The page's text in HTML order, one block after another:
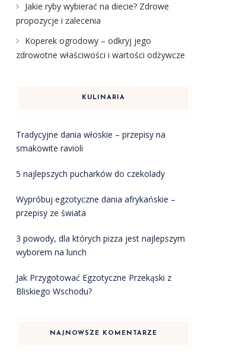
Jakie ryby wybierać na diecie? Zdrowe
propozycje i zalecenia
Koperek ogrodowy – odkryj jego
zdrowotne właściwości i wartości odżywcze
KULINARIA
Tradycyjne dania włoskie – przepisy na
smakowite ravioli
5 najlepszych pucharków do czekolady
Wypróbuj egzotyczne dania afrykańskie –
przepisy ze świata
3 powody, dla których pizza jest najlepszym
wyborem na lunch
Jak Przygotować Egzotyczne Przekąski z
Bliskiego Wschodu?
NAJNOWSZE KOMENTARZE